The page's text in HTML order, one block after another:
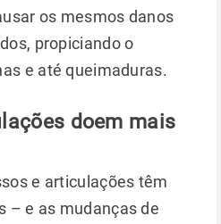
os mesmos danos
propiciando o
e até queimaduras.
doem mais
e articulações têm
– e as mudanças de